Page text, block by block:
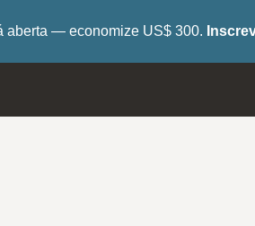
aberta — economize US$ 300.